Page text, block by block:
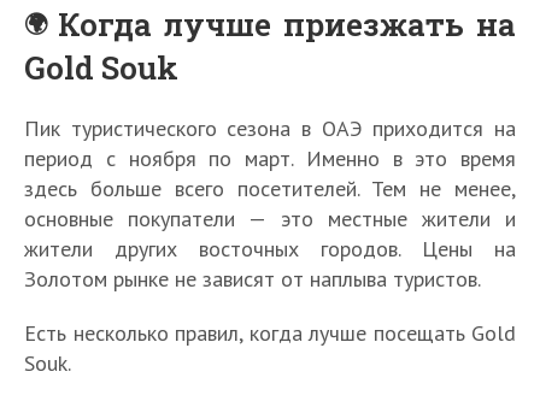
Когда лучше приезжать на
Gold Souk
Пик туристического сезона в ОАЭ приходится на
период с ноября по март. Именно в это время
здесь больше всего посетителей. Тем не менее,
основные покупатели — это местные жители и
жители других восточных городов. Цены на
Золотом рынке не зависят от наплыва туристов.
Есть несколько правил, когда лучше посещать Gold
Souk.